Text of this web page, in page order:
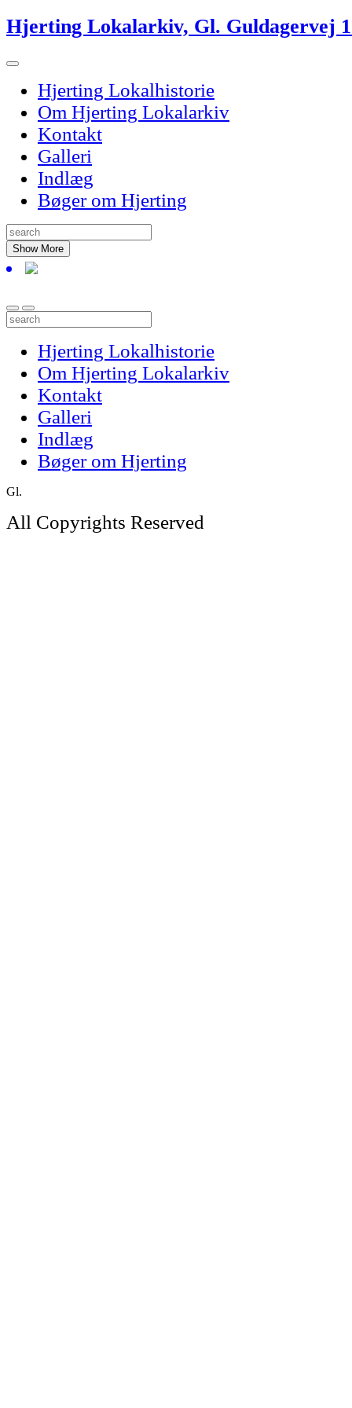
Skip
to
Hjerting Lokalarkiv, Gl. Guldagervej
Hjerting Lokalhistorie
Om Hjerting Lokalarkiv
Kontakt
Galleri
Indlæg
Bøger om Hjerting
Show More
Hjerting Lokalhistorie
Om Hjerting Lokalarkiv
Kontakt
Galleri
Indlæg
Bøger om Hjerting
Gl.
All Copyrights Reserved